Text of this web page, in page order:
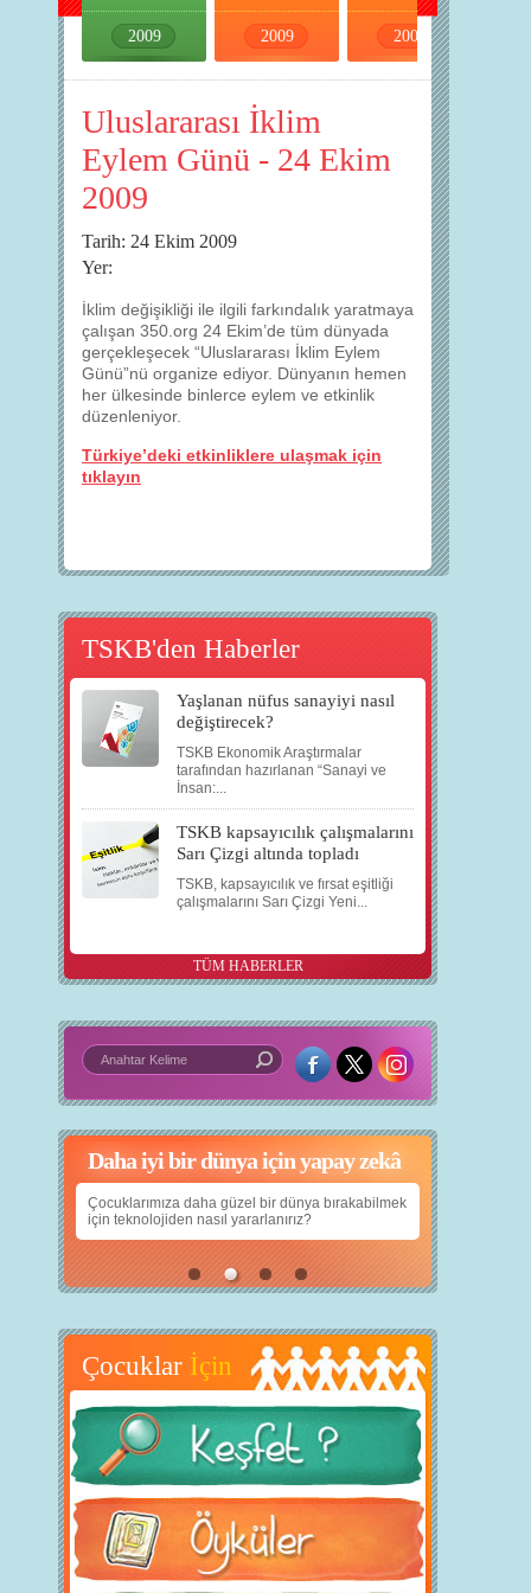
2009 2009 2009
Uluslararası İklim
Eylem Günü - 24 Ekim
2009
Tarih: 24 Ekim 2009
Yer:
İklim değişikliği ile ilgili farkındalık yaratmaya
çalışan 350.org 24 Ekim’de tüm dünyada
gerçekleşecek “Uluslararası İklim Eylem
Günü”nü organize ediyor. Dünyanın hemen
her ülkesinde binlerce eylem ve etkinlik
düzenleniyor.
Türkiye’deki etkinliklere ulaşmak için
tıklayın
TSKB'den Haberler
Yaşlanan nüfus sanayiyi nasıl
değiştirecek?
TSKB Ekonomik Araştırmalar
tarafından hazırlanan “Sanayi ve
İnsan:...
TSKB kapsayıcılık çalışmalarını
Sarı Çizgi altında topladı
TSKB, kapsayıcılık ve fırsat eşitliği
çalışmalarını Sarı Çizgi Yeni...
TÜM HABERLER
Daha iyi bir dünya için yapay zekâ
Çocuklarımıza daha güzel bir dünya bırakabilmek
için teknolojiden nasıl yararlanırız?
Çocuklar İçin